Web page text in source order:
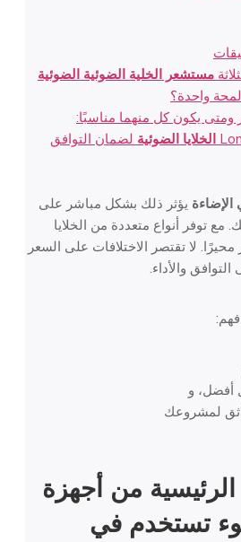
مستشعر الخلية الضوئية الضوئية
لمحة واحدة؟
ومتى يكون كل منهما مناسبًا:
الخلايا الضوئية لضمان التوافق
يؤثر ذلك بشكل مباشر على
توفر أنواع متعددة من الخلايا
محيرًا. لا تقتصر الاختلافات على السعر
والأداء.
و
لمشروعك
الرئيسية من أجهزة
تستخدم في